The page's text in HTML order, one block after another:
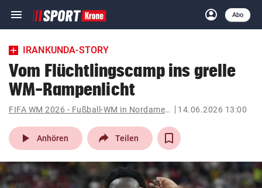
menu Navigation
ein-/ausklappen
account_circle
Anmelden
Abo
close Schließen
account_circle Anmelden
pin_drop
Wien arrow_right
bookmark
IRANKUNDA-STORY
Vom Flüchtlingscamp ins grelle
WM-Rampenlicht
FIFA WM 2026 - Fußball-WM in Nordamerika 14.06.2026 13:00
play_arrow Anhören Teilen